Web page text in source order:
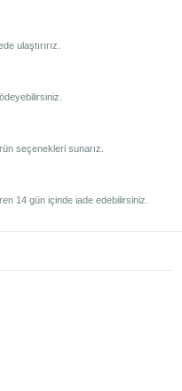
ulaştırırız.
seçenekleri sunarız.
14 gün içinde iade edebilirsiniz.